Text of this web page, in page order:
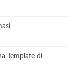
Template di